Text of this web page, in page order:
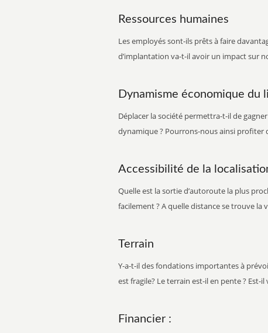
Ressources humaines
Les employés sont-ils prêts à faire
d’implantation va-t-il avoir un impact sur
Dynamisme économique du
Déplacer la société permettra-t-il de
dynamique ? Pourrons-nous ainsi profiter
Accessibilité de la
Quelle est la sortie d’autoroute la plus
facilement ? A quelle distance se trouve la
Terrain
Y-a-t-il des fondations importantes à
est fragile? Le terrain est-il en pente ? Est-il
Financier :
Type de
bâtiment
de